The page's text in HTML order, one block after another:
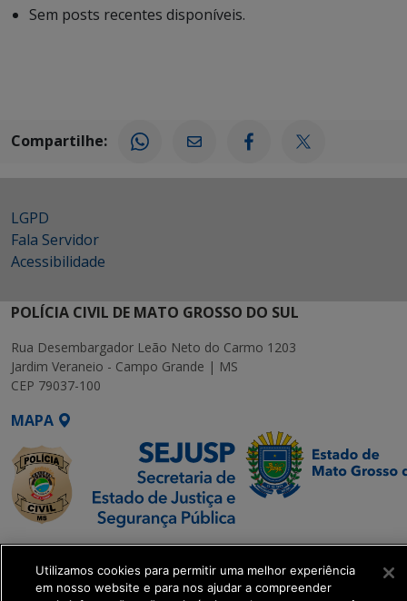
Sem posts recentes disponíveis.
Compartilhe:
LGPD
Fala Servidor
Acessibilidade
POLÍCIA CIVIL DE MATO GROSSO DO SUL
Rua Desembargador Leão Neto do Carmo 1203
Jardim Veraneio - Campo Grande | MS
CEP 79037-100
MAPA
SETDIG | Secretaria-
Executiva de
Transformação Digital
Utilizamos cookies para permitir uma melhor experiência
em nosso website e para nos ajudar a compreender